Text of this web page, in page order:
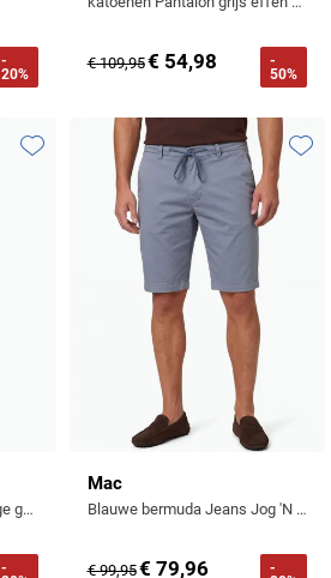
-
20%
€ 109,95€ 54,98
-
50%
Pantalon Lennox Sport beige gemeleerd elastische band slim fit
-
Toevoegen aan favorieten
Mac
Blauwe bermuda Jeans Jog 'N Short
€ 99,95€ 79,96
-